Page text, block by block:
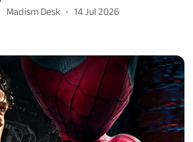
Madism Desk 14 Jul 2026